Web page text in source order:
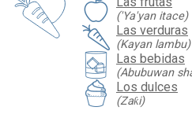
('Ya'yan itace)
Las verduras
(Kayan lambu)
Las bebidas
(Abubuwan
Los dulces
(Zaƙi)